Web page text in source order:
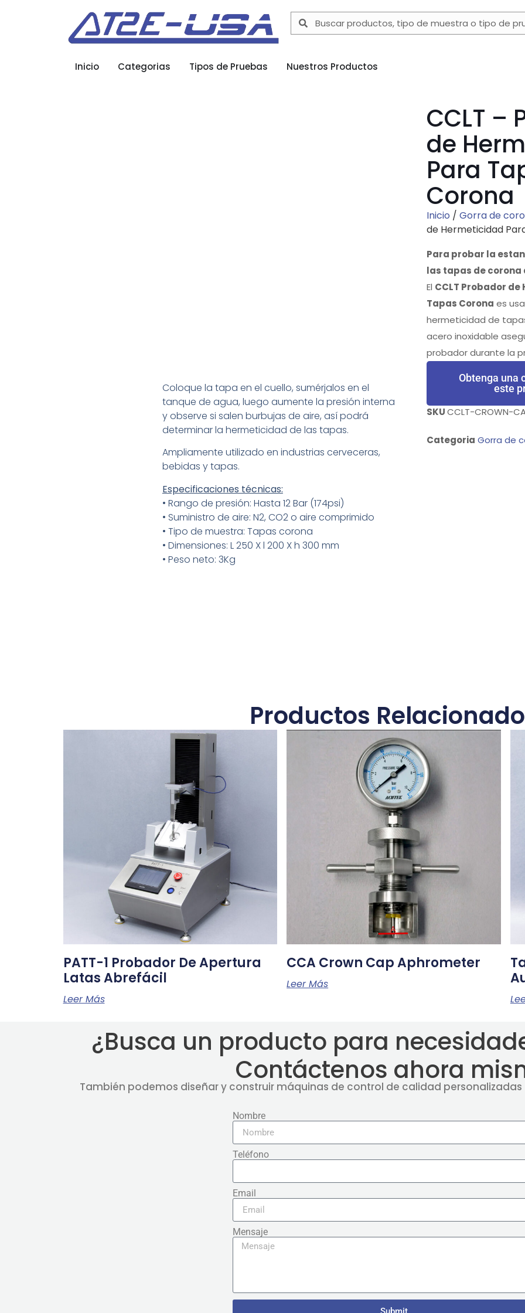
Inicio Categorias Tipos de Pruebas Nuestros Productos
Coloque la tapa en el cuello, sumérjalos en el
tanque de agua, luego aumente la presión interna
y observe si salen burbujas de aire, así podrá
determinar la hermeticidad de las tapas.
Ampliamente utilizado en industrias cerveceras,
bebidas y tapas.
Especificaciones técnicas:
• Rango de presión: Hasta 12 Bar (174psi)
• Suministro de aire: N2, CO2 o aire comprimido
• Tipo de muestra: Tapas corona
• Dimensiones: L 250 X l 200 X h 300 mm
• Peso neto: 3Kg
CCLT –
de
Para
Corona
Inicio /Gorra de
de Hermeticidad
Para probar la
las tapas de corona
​El CCLT Probador
Tapas Corona es
hermeticidad de
acero inoxidable
probador durante la
Obtenga una
este
SKUCCLT-CROWN-
Categoria Gorra de
Productos
PATT-1 Probador De Apertura
Latas Abrefácil
Leer Más
CCA Crown Cap Aphrometer
Leer Más
¿Busca un producto para
Contáctenos ahora
También podemos diseñar y construir máquinas de control de calidad
Nombre
Teléfono
Email
Mensaje